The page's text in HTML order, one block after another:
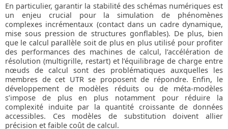
En particulier, garantir la stabilité des schémas numériques est
un enjeu crucial pour la simulation de phénomènes
complexes incrémentaux (contact dans un cadre dynamique,
mise sous pression de structures gonflables). De plus, bien
que le calcul parallèle soit de plus en plus utilisé pour profiter
des performances des machines de calcul, l’accélération de
résolution (multigrille, restart) et l’équilibrage de charge entre
nœuds de calcul sont des problématiques auxquelles les
membres de cet UTR se proposent de répondre. Enfin, le
développement de modèles réduits ou de méta-modèles
s’impose de plus en plus notamment pour réduire la
complexité induite par la quantité croissante de données
accessibles. Ces modèles de substitution doivent allier
précision et faible coût de calcul.